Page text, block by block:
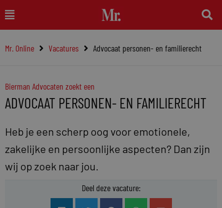
naar
inhoud
Main
Menu
Mr. Online Vacatures Advocaat personen- en familierecht
Bierman Advocaten zoekt een
ADVOCAAT PERSONEN- EN FAMILIERECHT
Heb je een scherp oog voor emotionele,
zakelijke en persoonlijke aspecten? Dan zijn
wij op zoek naar jou.
Deel deze vacature: